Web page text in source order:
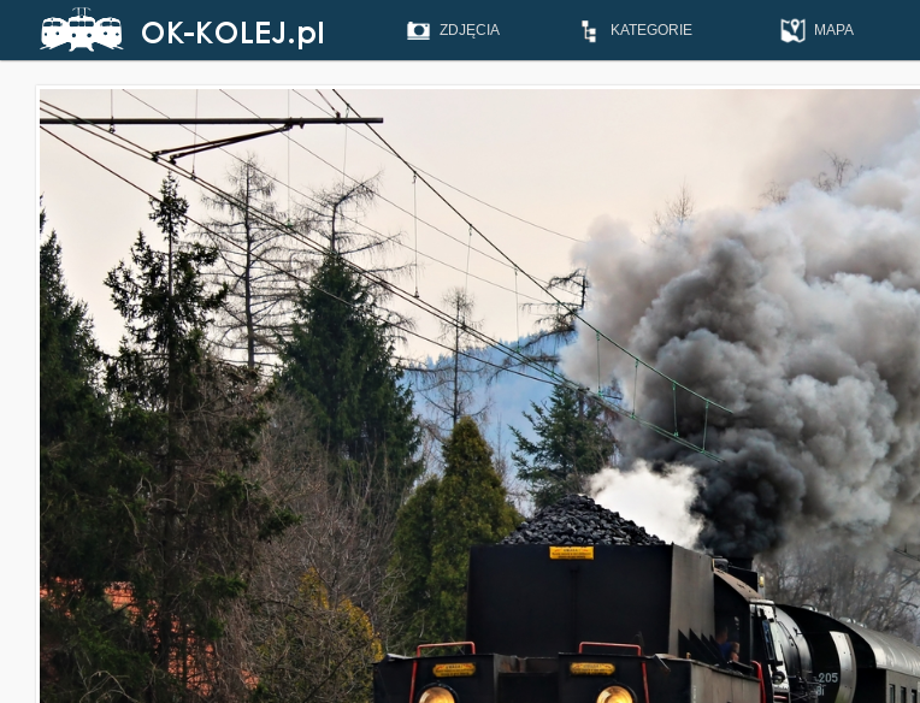
ZDJĘCIA KATEGORIE MAPA